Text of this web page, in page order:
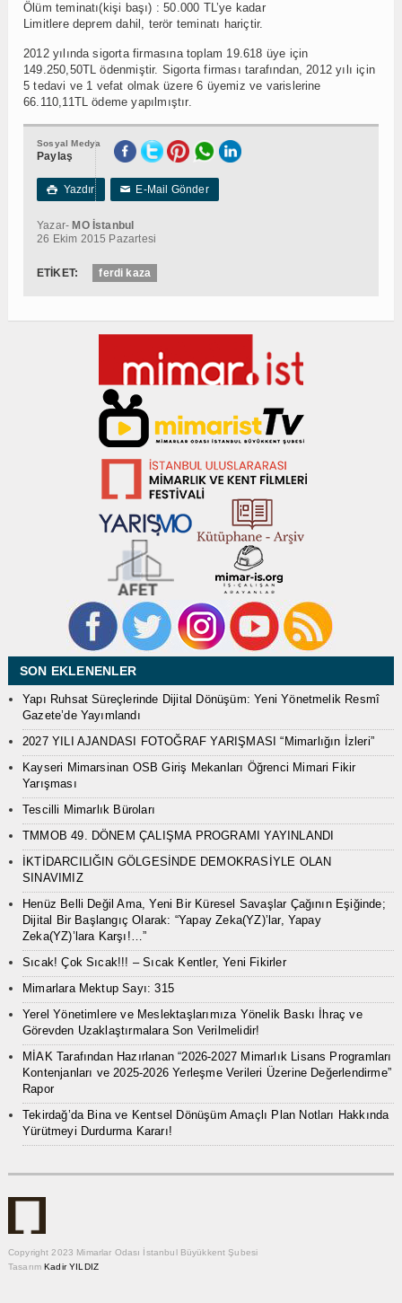
Ölüm teminatı(kişi başı) : 50.000 TL’ye kadar
Limitlere deprem dahil, terör teminatı hariçtir.
2012 yılında sigorta firmasına toplam 19.618 üye için
149.250,50TL ödenmiştir. Sigorta firması tarafından, 2012 yılı için
5 tedavi ve 1 vefat olmak üzere 6 üyemiz ve varislerine
66.110,11TL ödeme yapılmıştır.
Sosyal Medya
Paylaş
 Yazdır ✉E-Mail Gönder
Yazar- MO İstanbul
26 Ekim 2015 Pazartesi
ETİKET: ferdi kaza
SON EKLENENLER
Yapı Ruhsat Süreçlerinde Dijital Dönüşüm: Yeni Yönetmelik Resmî
Gazete’de Yayımlandı
2027 YILI AJANDASI FOTOĞRAF YARIŞMASI “Mimarlığın İzleri”
Kayseri Mimarsinan OSB Giriş Mekanları Öğrenci Mimari Fikir
Yarışması
Tescilli Mimarlık Büroları
TMMOB 49. DÖNEM ÇALIŞMA PROGRAMI YAYINLANDI
İKTİDARCILIĞIN GÖLGESİNDE DEMOKRASİYLE OLAN
SINAVIMIZ
Henüz Belli Değil Ama, Yeni Bir Küresel Savaşlar Çağının Eşiğinde;
Dijital Bir Başlangıç Olarak: “Yapay Zeka(YZ)’lar, Yapay
Zeka(YZ)’lara Karşı!…”
Sıcak! Çok Sıcak!!! – Sıcak Kentler, Yeni Fikirler
Mimarlara Mektup Sayı: 315
Yerel Yönetimlere ve Meslektaşlarımıza Yönelik Baskı İhraç ve
Görevden Uzaklaştırmalara Son Verilmelidir!
MİAK Tarafından Hazırlanan “2026-2027 Mimarlık Lisans Programları
Kontenjanları ve 2025-2026 Yerleşme Verileri Üzerine Değerlendirme”
Rapor
Tekirdağ’da Bina ve Kentsel Dönüşüm Amaçlı Plan Notları Hakkında
Yürütmeyi Durdurma Kararı!
Copyright 2023 Mimarlar Odası İstanbul Büyükkent Şubesi
TasarımKadir YILDIZ